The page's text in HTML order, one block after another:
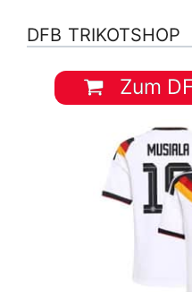
DFB TRIKOTSHOP
Zum